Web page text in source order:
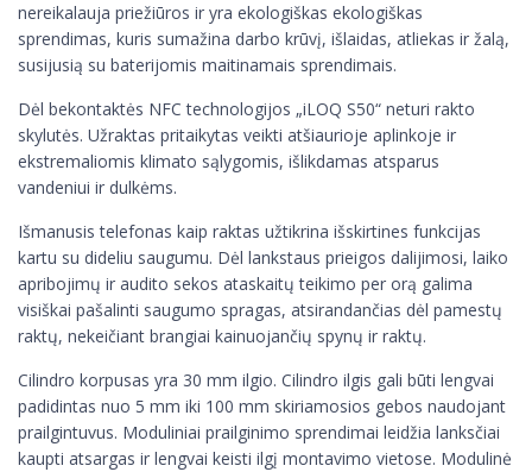
nereikalauja priežiūros ir yra ekologiškas ekologiškas
sprendimas, kuris sumažina darbo krūvį, išlaidas, atliekas ir žalą,
susijusią su baterijomis maitinamais sprendimais.
Dėl bekontaktės NFC technologijos „iLOQ S50“ neturi rakto
skylutės. Užraktas pritaikytas veikti atšiaurioje aplinkoje ir
ekstremaliomis klimato sąlygomis, išlikdamas atsparus
vandeniui ir dulkėms.
Išmanusis telefonas kaip raktas užtikrina išskirtines funkcijas
kartu su dideliu saugumu. Dėl lankstaus prieigos dalijimosi, laiko
apribojimų ir audito sekos ataskaitų teikimo per orą galima
visiškai pašalinti saugumo spragas, atsirandančias dėl pamestų
raktų, nekeičiant brangiai kainuojančių spynų ir raktų.
Cilindro korpusas yra 30 mm ilgio. Cilindro ilgis gali būti lengvai
padidintas nuo 5 mm iki 100 mm skiriamosios gebos naudojant
prailgintuvus. Moduliniai prailginimo sprendimai leidžia lanksčiai
kaupti atsargas ir lengvai keisti ilgį montavimo vietose. Modulinė